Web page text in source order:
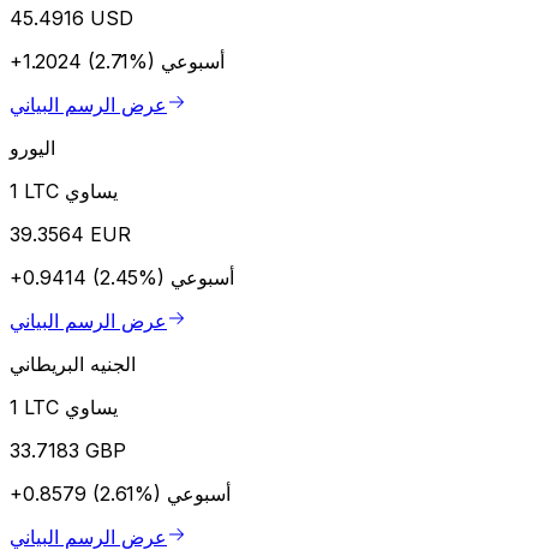
45.4916 USD
+1.2024 (2.71%) أسبوعي
عرض الرسم البياني
اليورو
1 LTC يساوي
39.3564 EUR
+0.9414 (2.45%) أسبوعي
عرض الرسم البياني
الجنيه البريطاني
1 LTC يساوي
33.7183 GBP
+0.8579 (2.61%) أسبوعي
عرض الرسم البياني